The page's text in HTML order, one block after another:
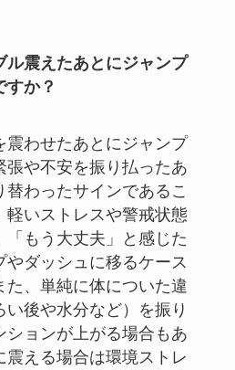
ル震えたあとにジャンプ
すか？
震わせたあとにジャンプ
張や不安を振り払ったあ
替わったサインであるこ
軽いストレスや警戒状態
「もう大丈夫」と感じた
やダッシュに移るケース
た、単純に体についた違
い後や水分など）を振り
ションが上がる場合もあ
震える場合は環境ストレ